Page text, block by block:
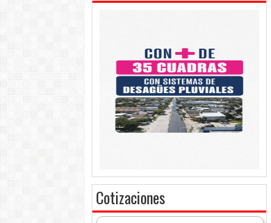
Cotizaciones